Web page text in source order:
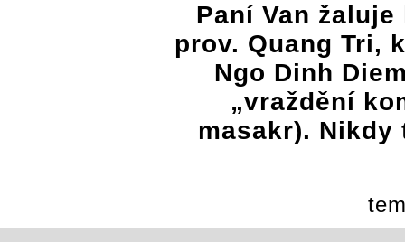
Paní Van
prov. Quang Tri,
Ngo Dinh
„vraždění
masakr). Nikdy